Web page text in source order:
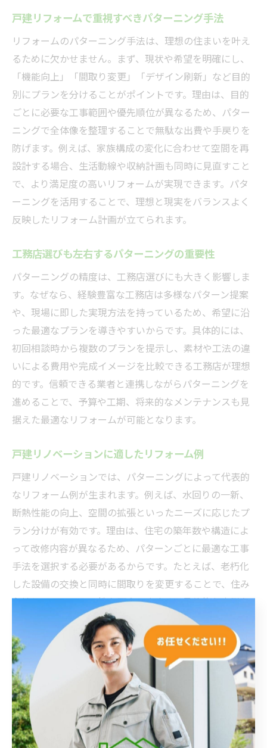
戸建リフォームで重視すべきパターニング手法
リフォームのパターニング手法は、理想の住まいを叶え
るために欠かせません。まず、現状や希望を明確にし、
「機能向上」「間取り変更」「デザイン刷新」など目的
別にプランを分けることがポイントです。理由は、目的
ごとに必要な工事範囲や優先順位が異なるため、パター
ニングで全体像を整理することで無駄な出費や手戻りを
防げます。例えば、家族構成の変化に合わせて空間を再
設計する場合、生活動線や収納計画も同時に見直すこと
で、より満足度の高いリフォームが実現できます。パタ
ーニングを活用することで、理想と現実をバランスよく
反映したリフォーム計画が立てられます。
工務店選びも左右するパターニングの重要性
パターニングの精度は、工務店選びにも大きく影響しま
す。なぜなら、経験豊富な工務店は多様なパターン提案
や、現場に即した実現方法を持っているため、希望に沿
った最適なプランを導きやすいからです。具体的には、
初回相談時から複数のプランを提示し、素材や工法の違
いによる費用や完成イメージを比較できる工務店が理想
的です。信頼できる業者と連携しながらパターニングを
進めることで、予算や工期、将来的なメンテナンスも見
据えた最適なリフォームが可能となります。
戸建リノベーションに適したリフォーム例
戸建リノベーションでは、パターニングによって代表的
なリフォーム例が生まれます。例えば、水回りの一新、
断熱性能の向上、空間の拡張といったニーズに応じたプ
ラン分けが有効です。理由は、住宅の築年数や構造によ
って改修内容が異なるため、パターンごとに最適な工事
手法を選択する必要があるからです。たとえば、老朽化
した設備の交換と同時に間取りを変更することで、住み
心地とメンテナンス性を両立できます。具体的な事例を
参考にしながら、自宅に最適なパターニングを検討しま
しょう。
パターニングで変わる住み心地と満足度
パターニングを丁寧に行うことで、住み心地や満足度が
大きく変わります。なぜなら、事前に生活動線や収納、
採光など細部まで計画することで、実際の暮らしに即し